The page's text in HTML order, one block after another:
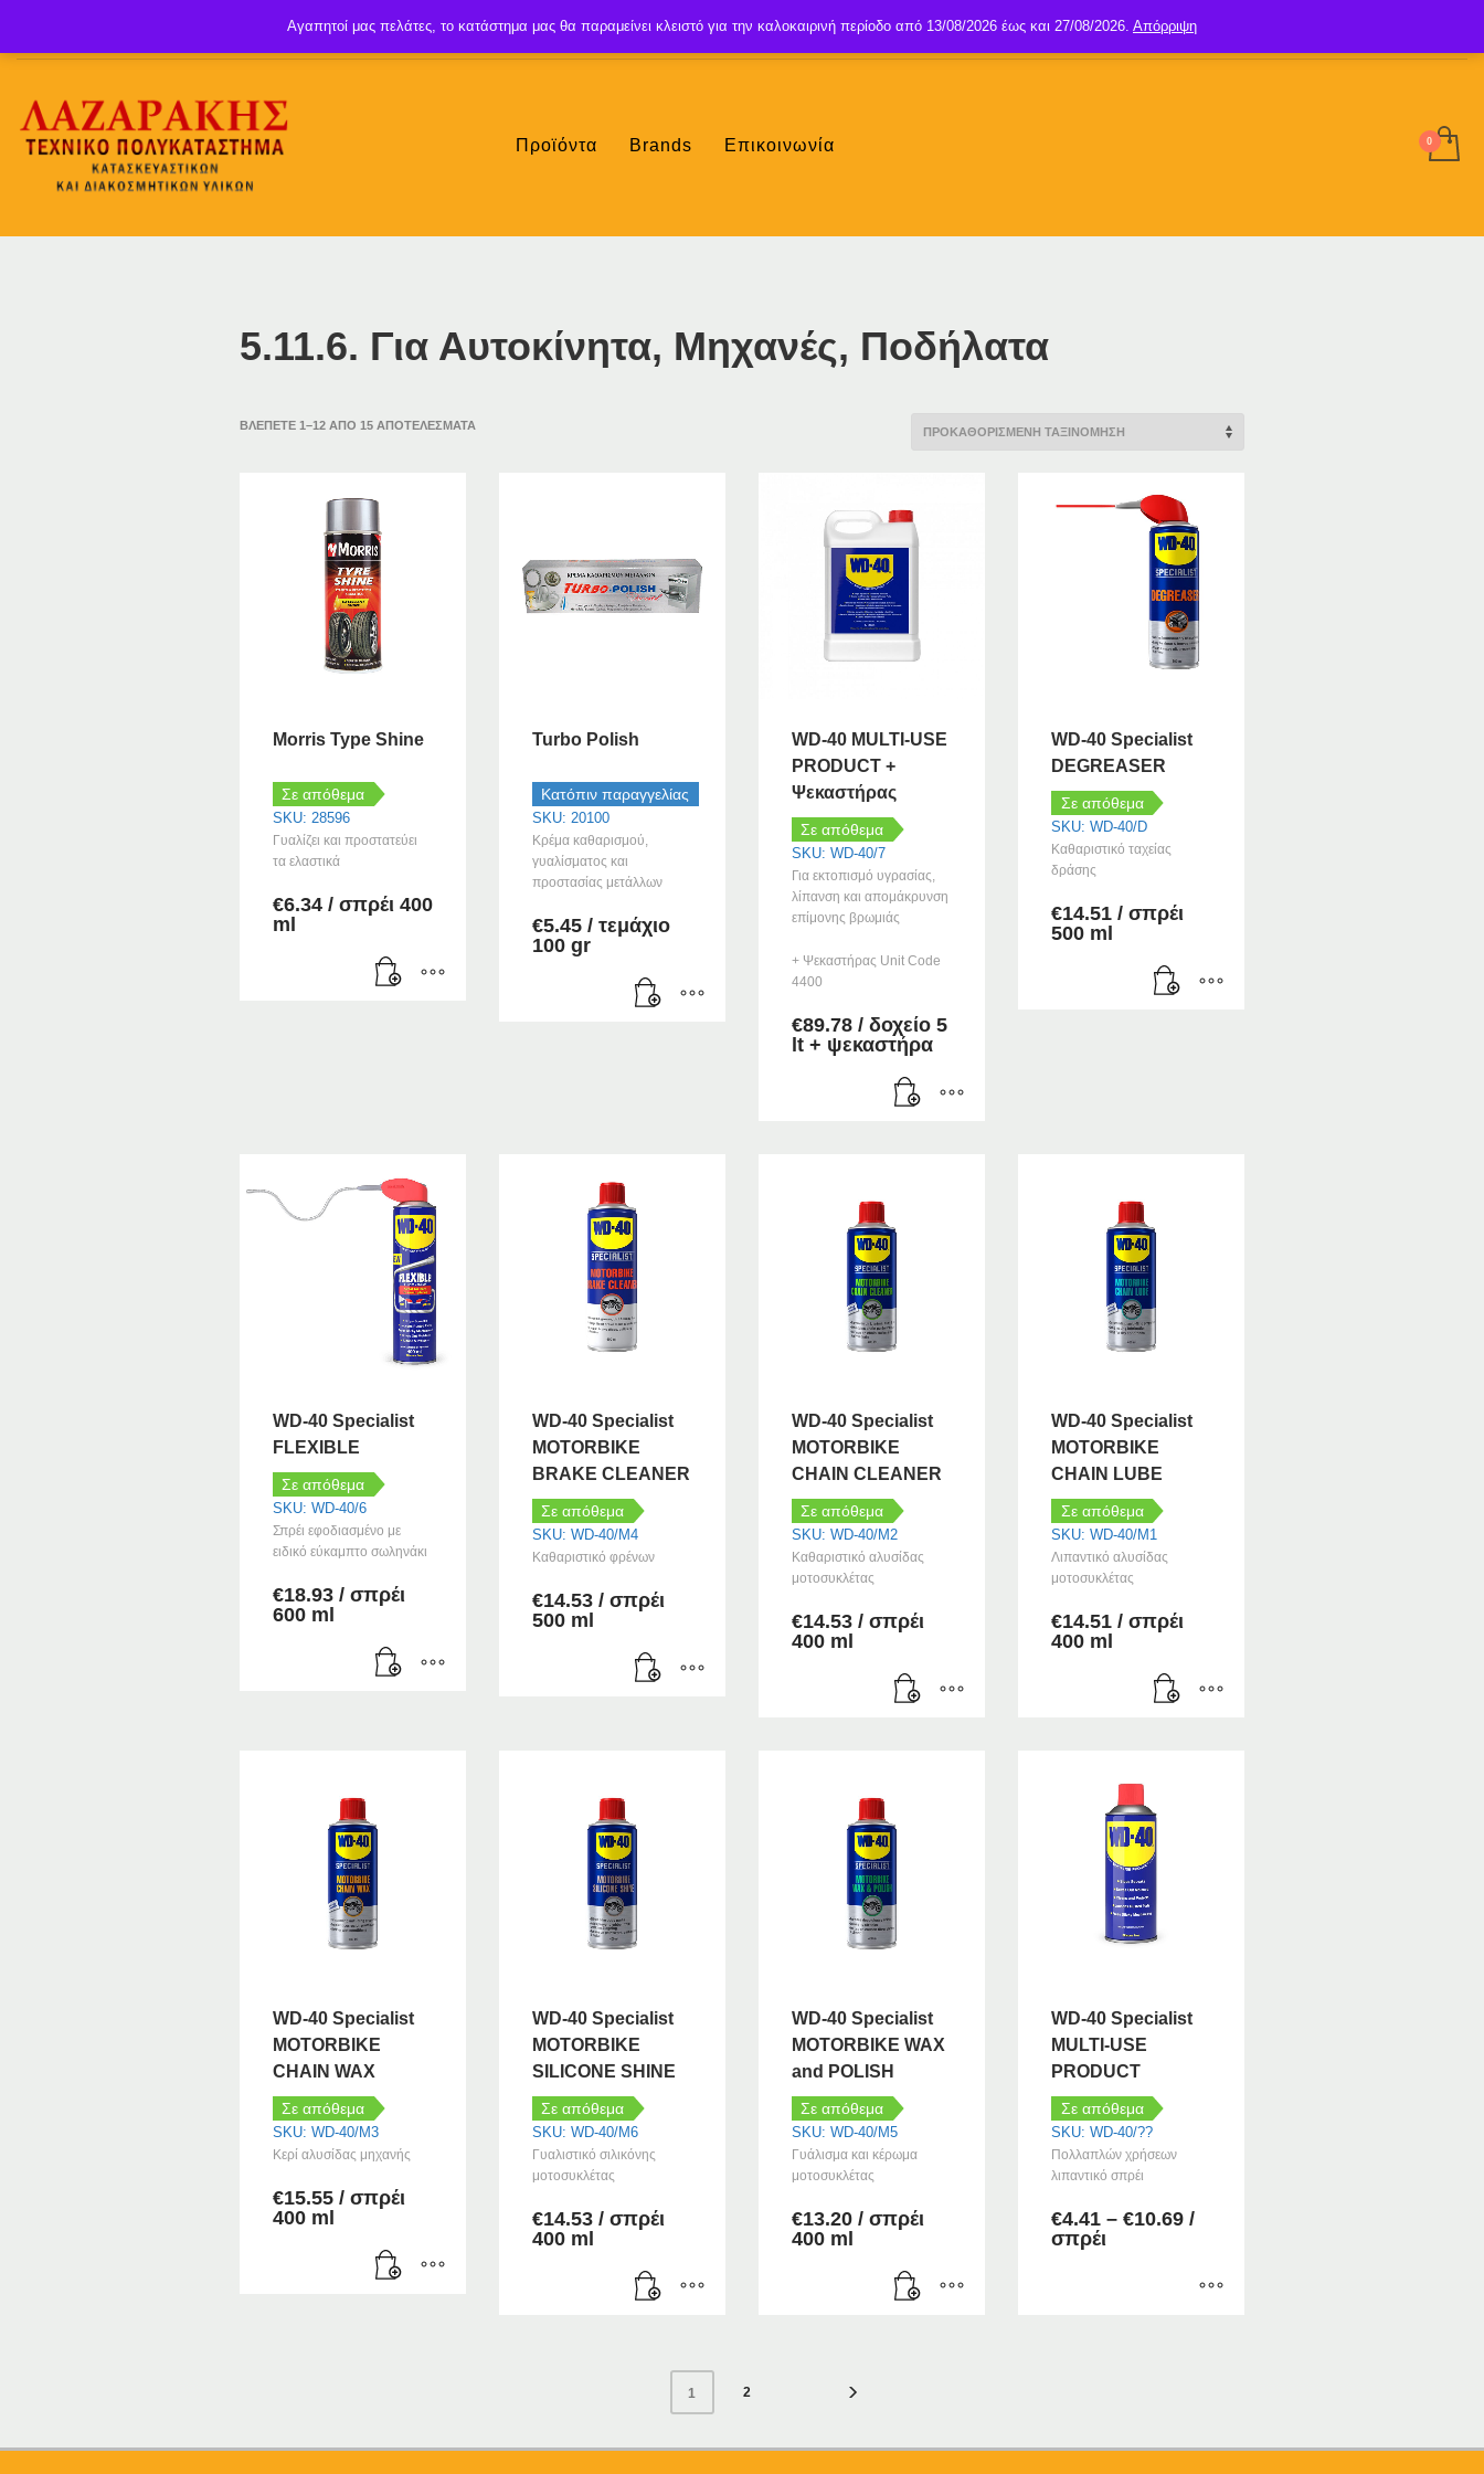
SIGN UP LOGIN
Προϊόντα Brands Επικοινωνία
5.11.6. Για Αυτοκίνητα, Μηχανές, Ποδήλατα
ΒΛΈΠΕΤΕ 1–12 ΑΠΌ 15 ΑΠΟΤΕΛΈΣΜΑΤΑ
Morris Type Shine
Σε απόθεμα
SKU: 28596
Γυαλίζει και προστατεύει
τα ελαστικά
€6.34 / σπρέι 400
ml
Turbo Polish
Κατόπιν παραγγελίας
SKU: 20100
Κρέμα καθαρισμού,
γυαλίσματος και
προστασίας μετάλλων
€5.45 / τεμάχιο
100 gr
WD-40 MULTI-USE
PRODUCT +
Ψεκαστήρας
Σε απόθεμα
SKU: WD-40/7
Για εκτοπισμό υγρασίας,
λίπανση και απομάκρυνση
επίμονης βρωμιάς
+ Ψεκαστήρας Unit Code
4400
€89.78 / δοχείο 5
lt + ψεκαστήρα
WD-40 Specialist
DEGREASER
Σε απόθεμα
SKU: WD-40/D
Καθαριστικό ταχείας
δράσης
€14.51 / σπρέι
500 ml
WD-40 Specialist
FLEXIBLE
Σε απόθεμα
SKU: WD-40/6
Σπρέι εφοδιασμένο με
ειδικό εύκαμπτο σωληνάκι
€18.93 / σπρέι
600 ml
WD-40 Specialist
MOTORBIKE
BRAKE CLEANER
Σε απόθεμα
SKU: WD-40/M4
Καθαριστικό φρένων
€14.53 / σπρέι
500 ml
WD-40 Specialist
MOTORBIKE
CHAIN CLEANER
Σε απόθεμα
SKU: WD-40/M2
Καθαριστικό αλυσίδας
μοτοσυκλέτας
€14.53 / σπρέι
400 ml
WD-40 Specialist
MOTORBIKE
CHAIN LUBE
Σε απόθεμα
SKU: WD-40/M1
Λιπαντικό αλυσίδας
μοτοσυκλέτας
€14.51 / σπρέι
400 ml
WD-40 Specialist
MOTORBIKE
CHAIN WAX
Σε απόθεμα
SKU: WD-40/M3
Κερί αλυσίδας μηχανής
€15.55 / σπρέι
400 ml
WD-40 Specialist
MOTORBIKE
SILICONE SHINE
Σε απόθεμα
SKU: WD-40/M6
Γυαλιστικό σιλικόνης
μοτοσυκλέτας
€14.53 / σπρέι
400 ml
WD-40 Specialist
MOTORBIKE WAX
and POLISH
Σε απόθεμα
SKU: WD-40/M5
Γυάλισμα και κέρωμα
μοτοσυκλέτας
€13.20 / σπρέι
400 ml
WD-40 Specialist
MULTI-USE
PRODUCT
Σε απόθεμα
SKU: WD-40/??
Πολλαπλών χρήσεων
λιπαντικό σπρέι
€4.41 – €10.69Price
through
/
σπρέι
παραλλαγές.
1 2
Αγαπητοί μας πελάτες, το κατάστημα μας θα παραμείνει κλειστό για την καλοκαιρινή περίοδο από 13/08/2026 έως και 27/08/2026. Απόρριψη